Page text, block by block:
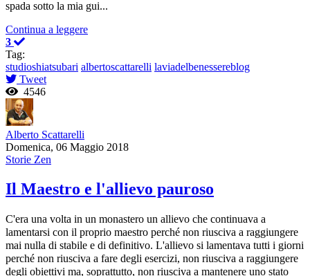
spada sotto la mia gui...
Continua a leggere
3
Tag:
studioshiatsubari albertoscattarelli laviadelbenessereblog
Tweet
4546
Alberto Scattarelli
Domenica, 06 Maggio 2018
Storie Zen
Il Maestro e l'allievo pauroso
C'era una volta in un monastero un allievo che continuava a
lamentarsi con il proprio maestro perché non riusciva a raggiungere
mai nulla di stabile e di definitivo. L'allievo si lamentava tutti i giorni
perché non riusciva a fare degli esercizi, non riusciva a raggiungere
degli obiettivi ma, soprattutto, non riusciva a mantenere uno stato